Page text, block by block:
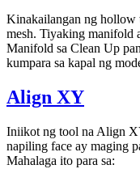
Kinakailangan ng hollow
mesh. Tiyaking manifold
Manifold sa Clean Up
kumpara sa kapal ng
Align XY
Iniikot ng tool na Align
napiling face ay maging
Mahalaga ito para sa: